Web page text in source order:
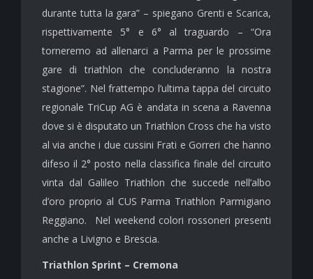
durante tutta la gara” – spiegano Grenti e Scarica,
rispettivamente 5° e 6° al traguardo – “Ora
torneremo ad allenarci a Parma per le prossime
gare di triathlon che concluderanno la nostra
stagione”. Nel frattempo l’ultima tappa del circuito
regionale TriCup AG è andata in scena a Ravenna
dove si è disputato un Triathlon Cross che ha visto
al via anche i due cussini Frati e Gorreri che hanno
difeso il 2° posto nella classifica finale del circuito
vinta dal Galileo Triathlon che succede nell’albo
d’oro proprio al CUS Parma Triathlon Parmigiano
Reggiano. Nel weekend colori rossoneri presenti
anche a Livigno e Brescia.
Triathlon Sprint – Cremona